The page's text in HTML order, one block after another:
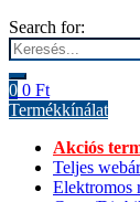
Search for:
0 0 Ft
Termékkínálat
Akciós
Teljes
Elektromos